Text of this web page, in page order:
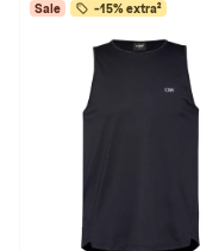
Sale -15% extra²